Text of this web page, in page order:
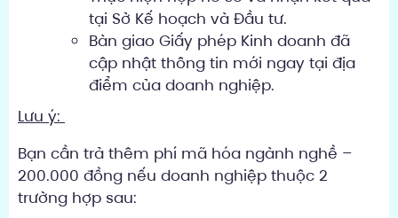
tại Sở Kế hoạch và Đầu tư.
Bàn giao Giấy phép Kinh doanh đã
cập nhật thông tin mới ngay tại địa
điểm của doanh nghiệp.
Lưu ý:
Bạn cần trả thêm phí mã hóa ngành nghề –
200.000 đồng nếu doanh nghiệp thuộc 2
trường hợp sau: